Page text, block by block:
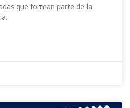
que forman parte de la